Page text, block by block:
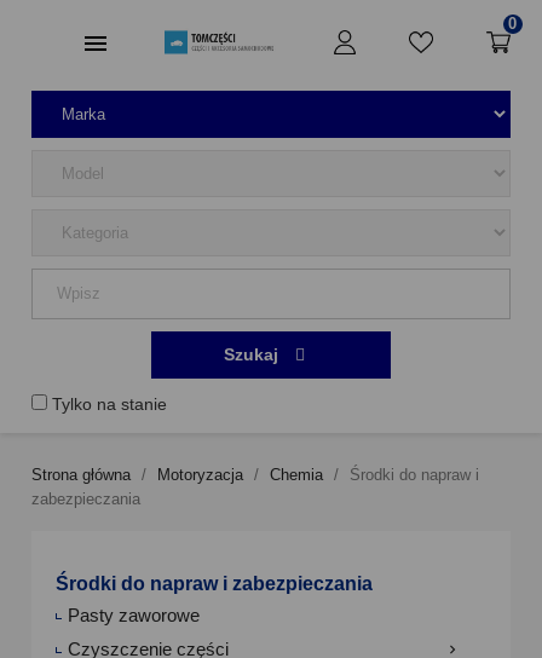
0
Tylko na stanie
Szukaj
Strona główna Motoryzacja Chemia
Środki do napraw i
zabezpieczania
Środki do napraw i zabezpieczania
Pasty zaworowe
Czyszczenie części
